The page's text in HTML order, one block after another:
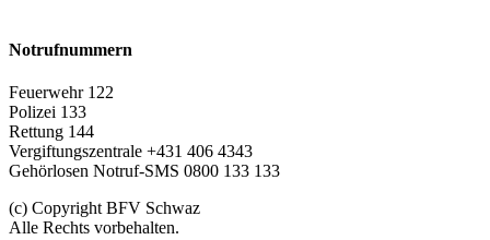
Notrufnummern
Feuerwehr 122
Polizei 133
Rettung 144
Vergiftungszentrale +431 406 4343
Gehörlosen Notruf-SMS 0800 133 133
(c) Copyright BFV Schwaz
Alle Rechts vorbehalten.